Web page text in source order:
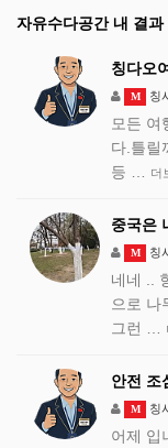
자유수다공간 내 결과
칭다오
M 칭
모든 여
다.틀릴
등 …
더
중국은
M 칭
네네 ..
으로 나
그런 …
안전 조
M 칭
어제 입